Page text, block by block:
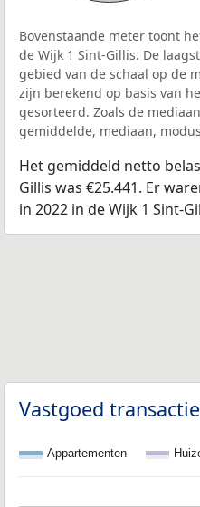
Bovenstaande meter toont
de Wijk 1 Sint-Gillis. De
gebied van de schaal op de
zijn berekend op basis van
gesorteerd. Zoals de
gemiddelde, mediaan,
Het gemiddeld netto
Gillis was €25.441. Er
in 2022 in de Wijk 1 Sint-
Vastgoed
Appartementen